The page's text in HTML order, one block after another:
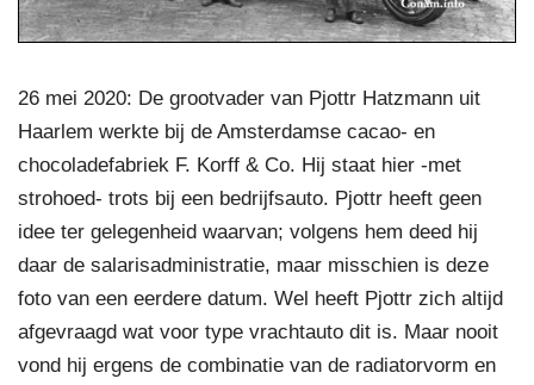
26 mei 2020: De grootvader van Pjottr Hatzmann uit
Haarlem werkte bij de Amsterdamse cacao- en
chocoladefabriek F. Korff & Co. Hij staat hier -met
strohoed- trots bij een bedrijfsauto. Pjottr heeft geen
idee ter gelegenheid waarvan; volgens hem deed hij
daar de salarisadministratie, maar misschien is deze
foto van een eerdere datum. Wel heeft Pjottr zich altijd
afgevraagd wat voor type vrachtauto dit is. Maar nooit
vond hij ergens de combinatie van de radiatorvorm en